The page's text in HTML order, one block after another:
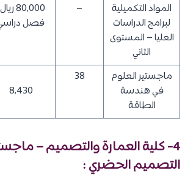
المواد التكميلية
لبرامج الدراسات
العليا – المستوى
الثاني
–
80,000
فصل
ماجستير العلوم
في هندسة
الطاقة
38
8,430
4- كلية العمارة والتصميم –
التصميم الحضري :